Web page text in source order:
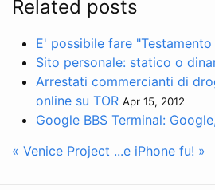
Related posts
E' possibile fare
Sito personale: statico o
Arrestati commercianti di
online su TOR Apr 15, 2012
Google BBS Terminal:
« Venice Project ...e iPhone fu! »